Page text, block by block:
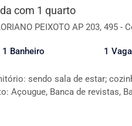
com 1 quarto
PEIXOTO AP 203, 495 -
1 Banheiro 1 Vaga
sendo sala de estar;
Açougue, Banca de revistas,
Igreja Evangélica, Lanchonete,